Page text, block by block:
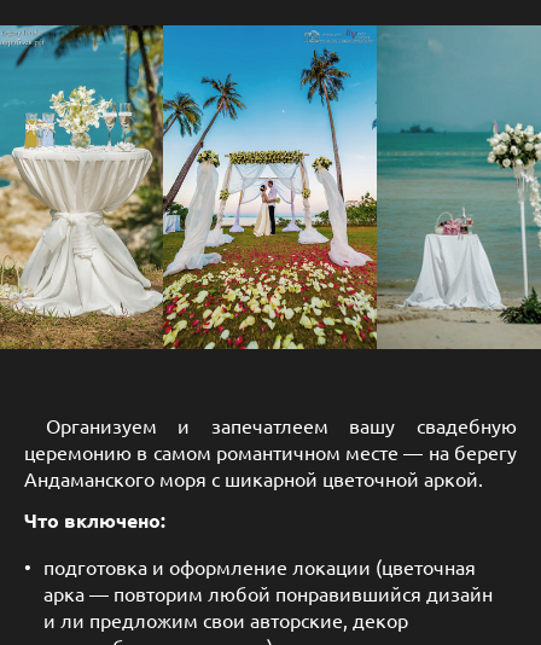
Организуем и запечатлеем вашу свадебную
церемонию в самом романтичном месте — на берегу
Андаманского моря с шикарной цветочной аркой.
Что включено:
подготовка и оформление локации (цветочная
арка — повторим любой понравившийся дизайн
и ли предложим свои авторские, декор